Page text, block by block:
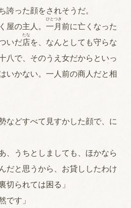
誇った顔をされそうだ。
の主人。 一
ひと
月
つき
前に亡くなった
いだ店
たな
を、なんとしても守らな
八で、そのうえ女だからといっ
いかない。一人前の商人だと相
などすべて見すかした顔で、に
、うちとしましても、ほかなら
だと思うから、お貸ししたわけ
切られては困る」
です」